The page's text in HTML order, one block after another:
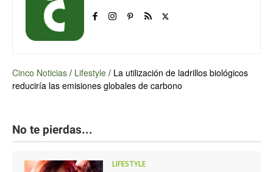
Cinco Noticias / Lifestyle / La utilización de ladrillos biológicos
reduciría las emisiones globales de carbono
No te pierdas...
LIFESTYLE